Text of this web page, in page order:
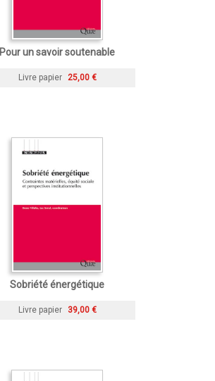
Pour un savoir soutenable
Livre papier 25,00 €
Sobriété énergétique
Livre papier 39,00 €